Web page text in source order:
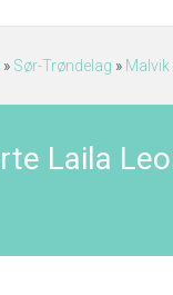
» Sør-Trøndelag » Malvik
Laila